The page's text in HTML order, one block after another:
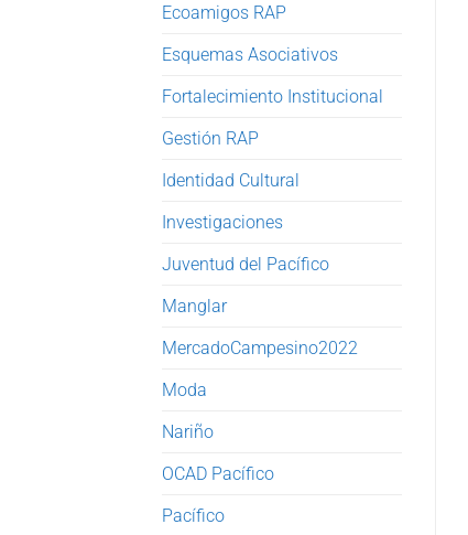
Ecoamigos RAP
Esquemas Asociativos
Fortalecimiento Institucional
Gestión RAP
Identidad Cultural
Investigaciones
Juventud del Pacífico
Manglar
MercadoCampesino2022
Moda
Nariño
OCAD Pacífico
Pacífico